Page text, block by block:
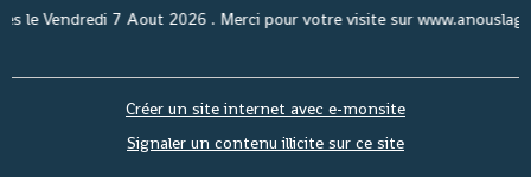
Créer un site internet avec e-monsite
Signaler un contenu illicite sur ce site